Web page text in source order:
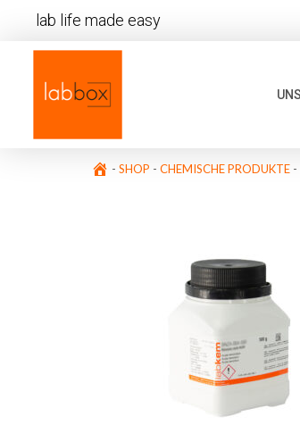
lab life made easy
- SHOP - CHEMISCHE PRODUKTE -